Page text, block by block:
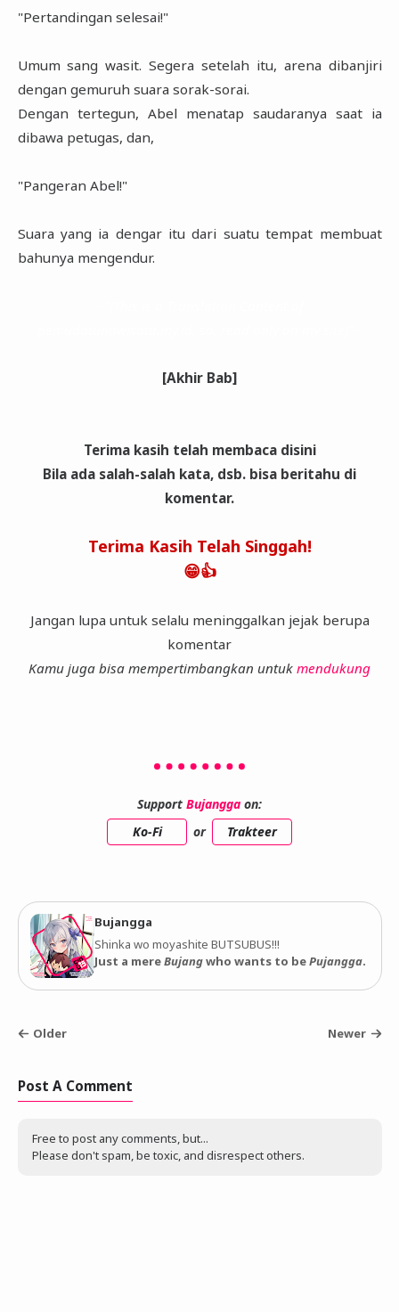
"Pertandingan selesai!"
Umum sang wasit. Segera setelah itu, arena dibanjiri
dengan gemuruh suara sorak-sorai.
Dengan tertegun, Abel menatap saudaranya saat ia
dibawa petugas, dan,
"Pangeran Abel!"
Suara yang ia dengar itu dari suatu tempat membuat
bahunya mengendur.
[Akhir Bab]
Terima kasih telah membaca disini
Bila ada salah-salah kata, dsb. bisa beritahu di
komentar.
Terima Kasih Telah Singgah!
😁👍
Jangan lupa untuk selalu meninggalkan jejak berupa
komentar
Kamu juga bisa mempertimbangkan untuk mendukung
Support Bujangga on:
Ko-Fi
or Trakteer
Bujangga
Shinka wo moyashite BUTSUBUS!!!
Just a mereBujangwho wants to bePujangga.
Older Newer
Post A Comment
Free to post any comments, but...
Please don't spam, be toxic, and disrespect others.